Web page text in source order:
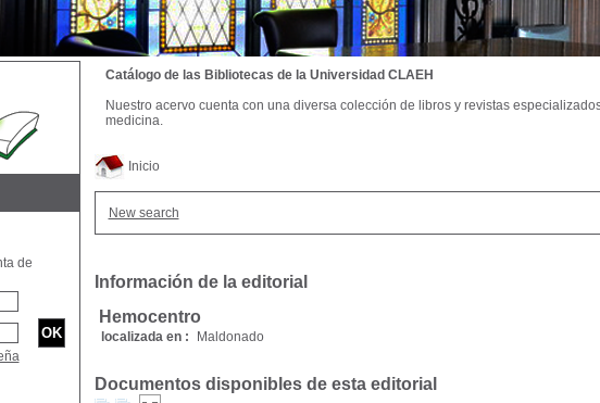
Inicio
New search
Información de la editorial
Hemocentro
localizada en : Maldonado
Documentos disponibles de esta editorial
Catálogo de las Bibliotecas de la Universidad CLAEH
Nuestro acervo cuenta con una diversa colección de libros y revistas
medicina.
de